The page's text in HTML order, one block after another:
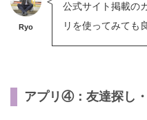
Ryo
公式サイト掲載の
リを使ってみても
アプリ④：友達探し